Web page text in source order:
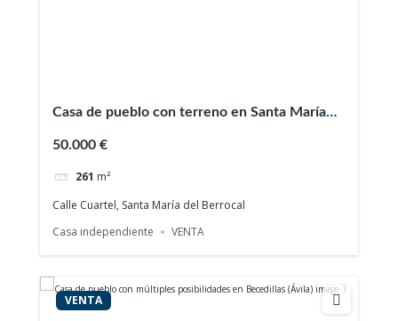
Casa de pueblo con terreno en Santa María
50.000 €
261 m²
Calle Cuartel, Santa María del Berrocal
Casa independiente
VENTA
VENTA